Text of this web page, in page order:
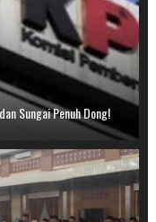
Sungai Penuh Dong!